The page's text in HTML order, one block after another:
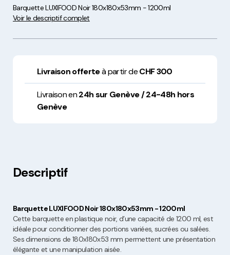
Barquette LUXIFOOD Noir 180x180x53mm - 1200ml
Voir le descriptif complet
Livraison offerteà partir deCHF 300
Livraison en24h sur Genève / 24-48h hors
Genève
Descriptif
Barquette LUXIFOOD Noir 180x180x53mm - 1200ml
Cette barquette en plastique noir, d’une capacité de 1200 ml, est
idéale pour conditionner des portions variées, sucrées ou salées.
Ses dimensions de 180x180x53 mm permettent une présentation
élégante et une manipulation aisée.